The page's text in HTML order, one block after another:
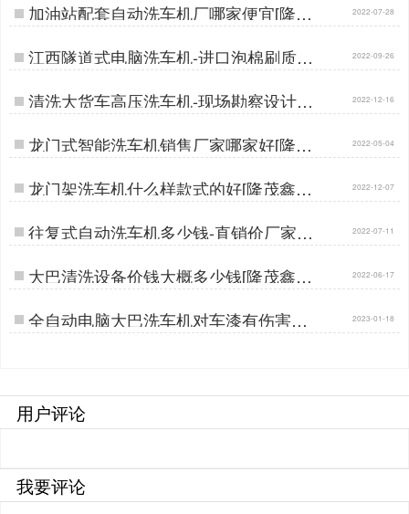
加油站配套自动洗车机厂哪家便宜[隆茂
鑫晟]…
2022-07-28
江西隧道式电脑洗车机-进口泡棉刷质保
五年[隆茂鑫晟]…
2022-09-26
清洗大货车高压洗车机-现场勘察设计清
洗方案[隆茂鑫晟]…
2022-12-16
龙门式智能洗车机销售厂家哪家好[隆茂
鑫晟]…
2022-05-04
龙门架洗车机什么样款式的好[隆茂鑫晟]
…
2022-12-07
往复式自动洗车机多少钱-直销价厂家在
这里[隆茂鑫晟]…
2022-07-11
大巴清洗设备价钱大概多少钱[隆茂鑫晟]
…
2022-06-17
全自动电脑大巴洗车机对车漆有伤害吗
[隆茂鑫晟]…
2023-01-18
用户评论
我要评论